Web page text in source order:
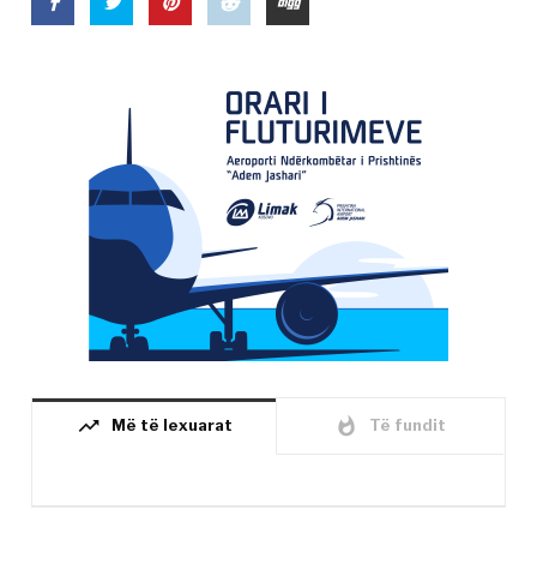
trending_up Më të lexuarat whatshot Të fundit